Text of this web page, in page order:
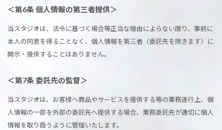
＜第6条 個人情報の第三者提供＞
当スタジオは、法令に基づく場合等正当な理由によらない限り、事前に
本人の同意を得ることなく、個人情報を第三者（委託先を除きます）に
開示・提供することはありません。
＜第7条 委託先の監督＞
当スタジオは、お客様へ商品やサービスを提供する等の業務遂行上、個
人情報の一部を外部の委託先へ提供する場合、業務委託先が適切に個人
情報を取り扱うように管理いたします。